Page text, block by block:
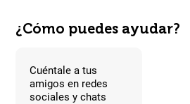
¿Cómo puedes ayudar?
Cuéntale a tus
amigos en redes
sociales y chats